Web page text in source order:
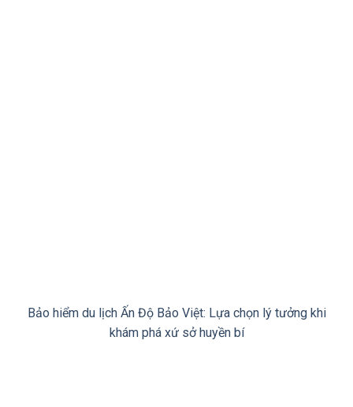
Bảo hiểm du lịch Ấn Độ Bảo Việt: Lựa chọn lý tưởng khi
khám phá xứ sở huyền bí